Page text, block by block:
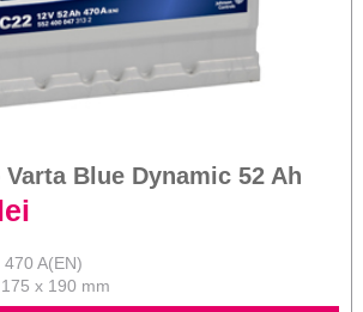
Blue Dynamic 52 Ah
A(EN)
x 190 mm